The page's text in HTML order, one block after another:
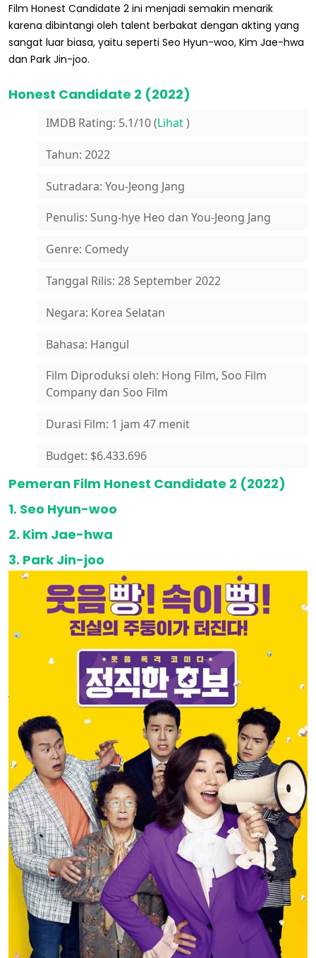
Film Honest Candidate 2 ini menjadi semakin menarik
karena dibintangi oleh talent berbakat dengan akting yang
sangat luar biasa, yaitu seperti Seo Hyun-woo, Kim Jae-hwa
dan Park Jin-joo.
Honest Candidate 2 (2022)
IMDB Rating: 5.1/10 (Lihat)
Tahun: 2022
Sutradara: You-Jeong Jang
Penulis: Sung-hye Heo dan You-Jeong Jang
Genre: Comedy
Tanggal Rilis: 28 September 2022
Negara: Korea Selatan
Bahasa: Hangul
Film Diproduksi oleh: Hong Film, Soo Film
Company dan Soo Film
Durasi Film: 1 jam 47 menit
Budget: $6.433.696
Pemeran Film Honest Candidate 2 (2022)
1. Seo Hyun-woo
2. Kim Jae-hwa
3. Park Jin-joo